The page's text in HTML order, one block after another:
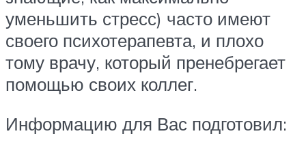
уменьшить стресс) часто имеют
своего психотерапевта, и плохо
тому врачу, который пренебрегает
помощью своих коллег.
Информацию для Вас подготовил: